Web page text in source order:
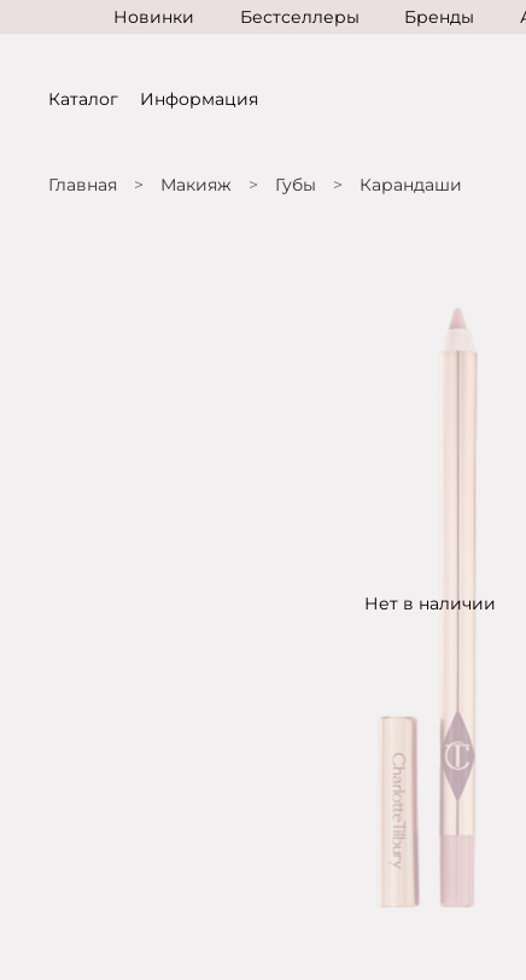
Новинки Бестселлеры Бренды
Каталог Информация
Главная Макияж Губы Карандаши
Нет в наличии